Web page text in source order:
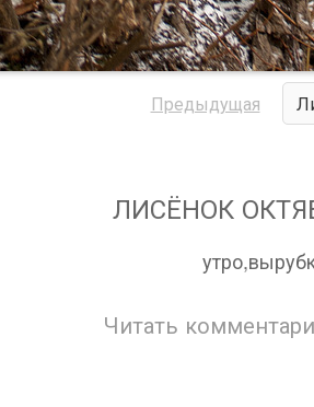
Предыдущая
ЛИСЁНОК
Читать